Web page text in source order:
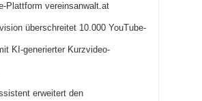
Plattform vereinsanwalt.at
überschreitet 10.000 YouTube-
KI-generierter Kurzvideo-
erweitert den